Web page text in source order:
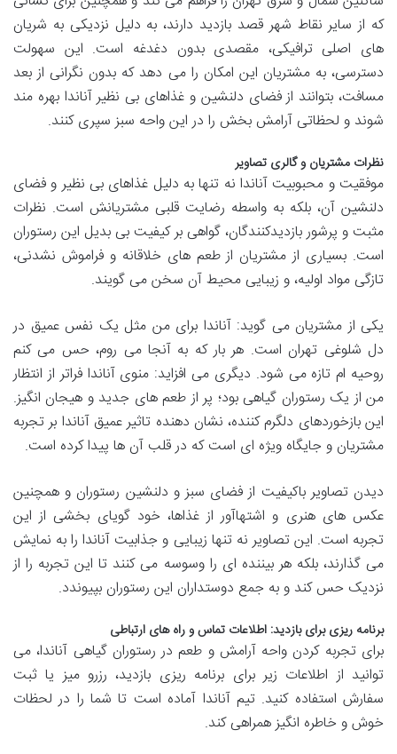
که از سایر نقاط شهر قصد بازدید دارند، به دلیل نزدیکی به شریان
های اصلی ترافیکی، مقصدی بدون دغدغه است. این سهولت
دسترسی، به مشتریان این امکان را می دهد که بدون نگرانی از بعد
مسافت، بتوانند از فضای دلنشین و غذاهای بی نظیر آناندا بهره مند
شوند و لحظاتی آرامش بخش را در این واحه سبز سپری کنند.
نظرات مشتریان و گالری تصاویر
موفقیت و محبوبیت آناندا نه تنها به دلیل غذاهای بی نظیر و فضای
دلنشین آن، بلکه به واسطه رضایت قلبی مشتریانش است. نظرات
مثبت و پرشور بازدیدکنندگان، گواهی بر کیفیت بی بدیل این رستوران
است. بسیاری از مشتریان از طعم های خلاقانه و فراموش نشدنی،
تازگی مواد اولیه، و زیبایی محیط آن سخن می گویند.
یکی از مشتریان می گوید: آناندا برای من مثل یک نفس عمیق در
دل شلوغی تهران است. هر بار که به آنجا می روم، حس می کنم
روحیه ام تازه می شود. دیگری می افزاید: منوی آناندا فراتر از انتظار
من از یک رستوران گیاهی بود؛ پر از طعم های جدید و هیجان انگیز.
این بازخوردهای دلگرم کننده، نشان دهنده تاثیر عمیق آناندا بر تجربه
مشتریان و جایگاه ویژه ای است که در قلب آن ها پیدا کرده است.
دیدن تصاویر باکیفیت از فضای سبز و دلنشین رستوران و همچنین
عکس های هنری و اشتهاآور از غذاها، خود گویای بخشی از این
تجربه است. این تصاویر نه تنها زیبایی و جذابیت آناندا را به نمایش
می گذارند، بلکه هر بیننده ای را وسوسه می کنند تا این تجربه را از
نزدیک حس کند و به جمع دوستداران این رستوران بپیوندد.
برنامه ریزی برای بازدید: اطلاعات تماس و راه های ارتباطی
برای تجربه کردن واحه آرامش و طعم در رستوران گیاهی آناندا، می
توانید از اطلاعات زیر برای برنامه ریزی بازدید، رزرو میز یا ثبت
سفارش استفاده کنید. تیم آناندا آماده است تا شما را در لحظات
خوش و خاطره انگیز همراهی کند.